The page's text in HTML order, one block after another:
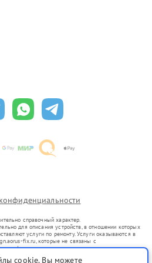
справочный характер.
для описания устройств, в отношении которых
услуги по ремонту. Услуги оказываются в
fix.ru, которые не связаны с
их официальными представителями.
введенных в гражданский оборот в соответствии
cookie. Вы можете